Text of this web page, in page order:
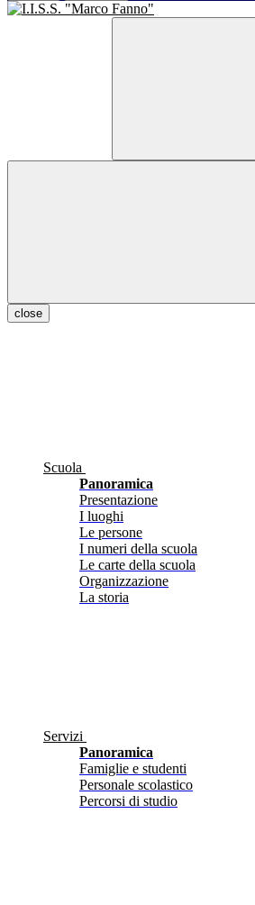
close
Scuola
Panoramica
Presentazione
I luoghi
Le persone
I numeri della scuola
Le carte della scuola
Organizzazione
La storia
Servizi
Panoramica
Famiglie e studenti
Personale scolastico
Percorsi di studio